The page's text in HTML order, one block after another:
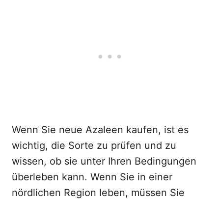
Wenn Sie neue Azaleen kaufen, ist es
wichtig, die Sorte zu prüfen und zu
wissen, ob sie unter Ihren Bedingungen
überleben kann. Wenn Sie in einer
nördlichen Region leben, müssen Sie